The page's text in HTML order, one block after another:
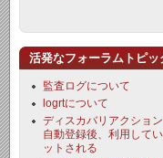
活発なフォーラムトピッ
監査ログについて
logrtについて
ディスカバリアクショ
自動登録後、利用して
ットされる